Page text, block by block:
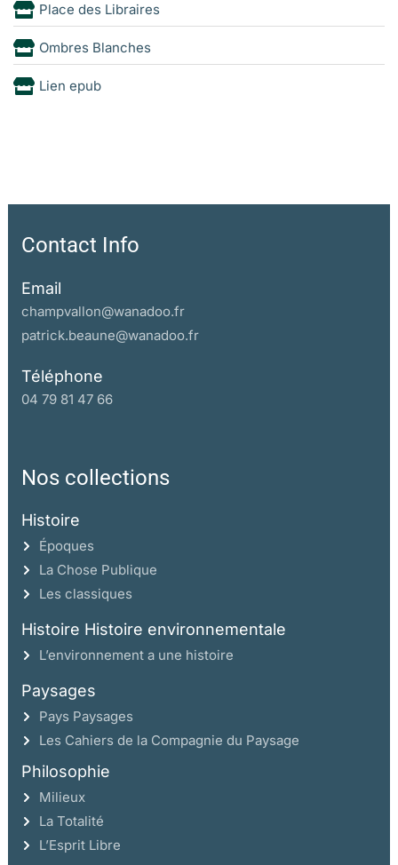
Place des Libraires
Ombres Blanches
Lien epub
Contact Info
Email
champvallon@wanadoo.fr
patrick.beaune@wanadoo.fr
Téléphone
04 79 81 47 66
Nos collections
Histoire
Époques
La Chose Publique
Les classiques
Histoire Histoire environnementale
L’environnement a une histoire
Paysages
Pays Paysages
Les Cahiers de la Compagnie du Paysage
Philosophie
Milieux
La Totalité
L’Esprit Libre